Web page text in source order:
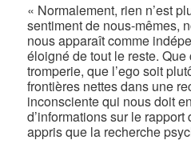
« Normalement, rien n’est
sentiment de nous-mêmes,
nous apparaît comme
éloigné de tout le reste.
tromperie, que l’ego soit
frontières nettes dans une
inconsciente qui nous doit
d’informations sur le rapport
appris que la recherche